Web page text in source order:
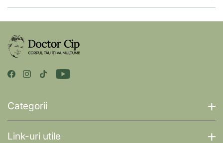
Categorii
Link-uri utile